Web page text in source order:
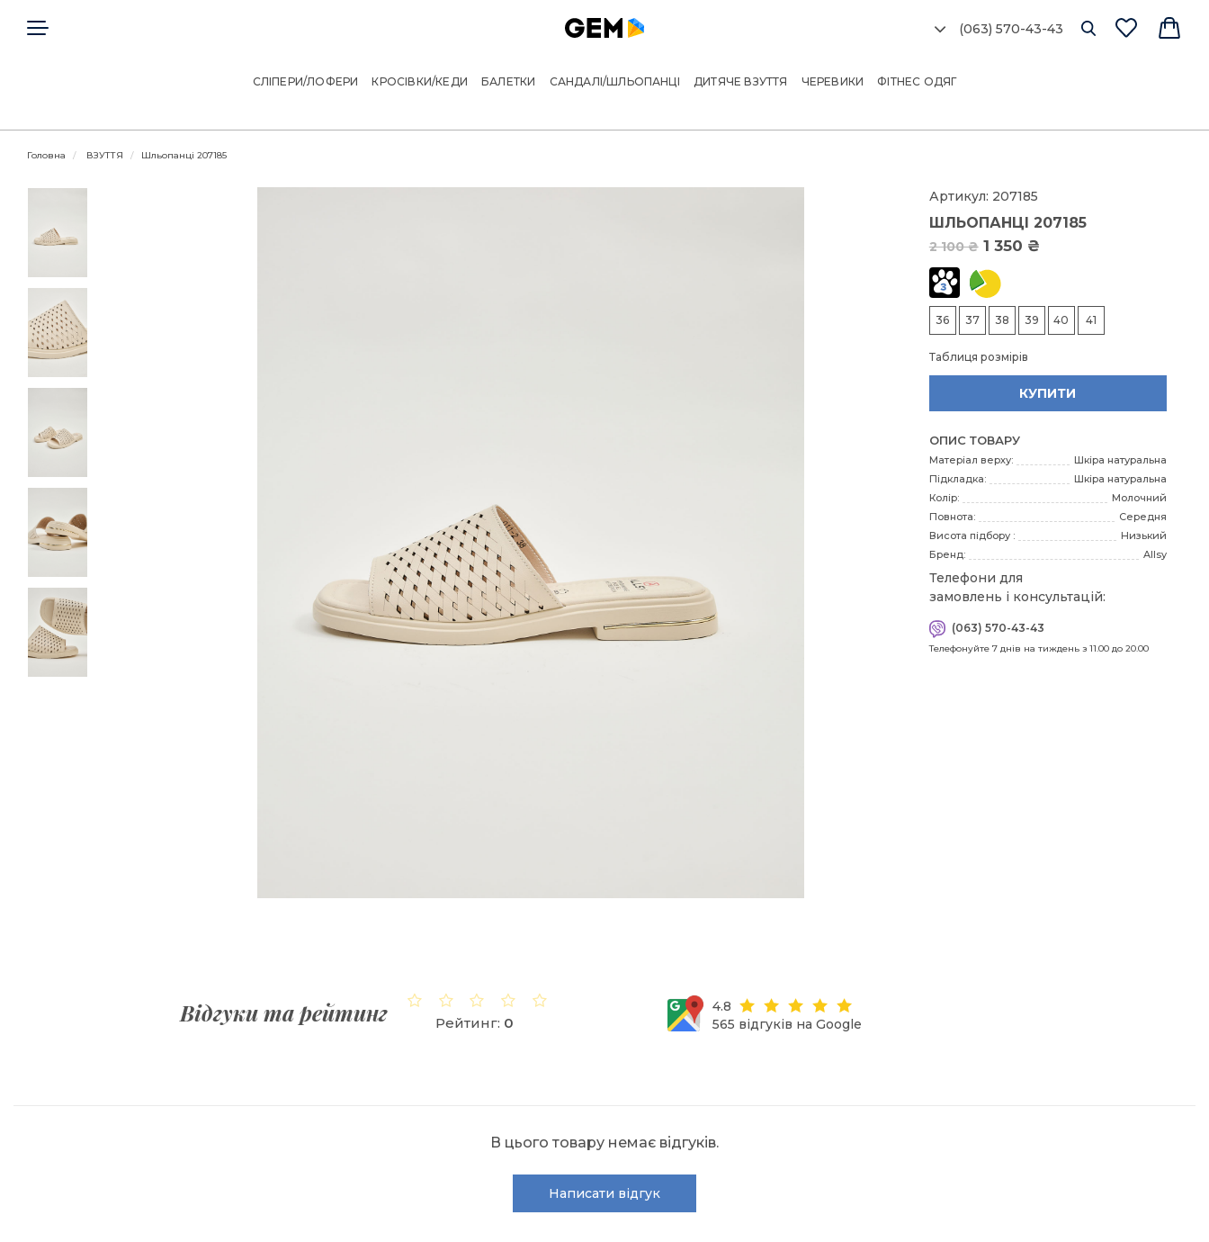
(063) 570-43-43
СЛІПЕРИ/ЛОФЕРИ КРОСІВКИ/КЕДИ БАЛЕТКИ САНДАЛІ/ШЛЬОПАНЦІ ДИТЯЧЕ ВЗУТТЯ ЧЕРЕВИКИ ФІТНЕС ОДЯГ
Головна ВЗУТТЯ Шльопанці 207185
Артикул: 207185
ШЛЬОПАНЦІ 207185
2 100 ₴1 350 ₴
36 37 38 39 40 41
Таблиця розмірів
КУПИТИ
ОПИС ТОВАРУ
Матеріал верху:
Шкіра натуральна
Підкладка:
Шкіра натуральна
Колір:
Молочний
Повнота:
Середня
Висота підбору :
Низький
Бренд:
Allsy
Телефони для
замовлень і консультацій:
(063) 570-43-43
Телефонуйте 7 днів на тиждень з 11.00 до 20.00
4.8
565 відгуків на Google
Відгуки та рейтинг Рейтинг: 0
В цього товару немає відгуків.
Написати відгук